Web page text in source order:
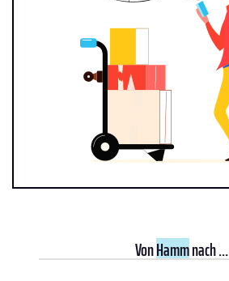
VonHammnach ...